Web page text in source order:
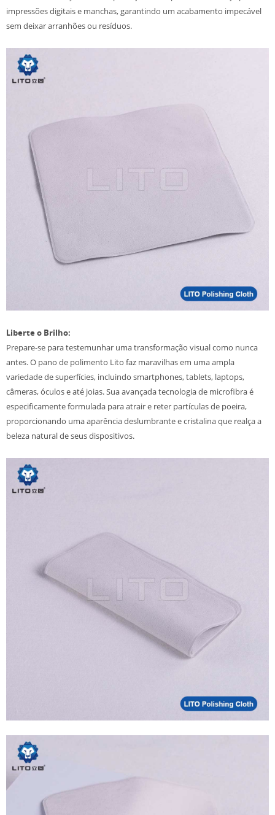
impressões digitais e manchas, garantindo um acabamento impecável
sem deixar arranhões ou resíduos.
Liberte o Brilho:
Prepare-se para testemunhar uma transformação visual como nunca
antes. O pano de polimento Lito faz maravilhas em uma ampla
variedade de superfícies, incluindo smartphones, tablets, laptops,
câmeras, óculos e até joias. Sua avançada tecnologia de microfibra é
especificamente formulada para atrair e reter partículas de poeira,
proporcionando uma aparência deslumbrante e cristalina que realça a
beleza natural de seus dispositivos.